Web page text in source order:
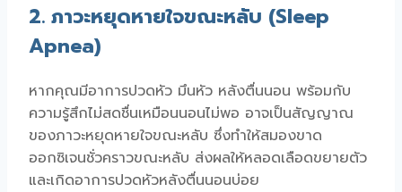
2. ภาวะหยุดหายใจขณะหลับ (Sleep
Apnea)
หากคุณมีอาการปวดหัว มึนหัว หลังตื่นนอน พร้อมกับ
ความรู้สึกไม่สดชื่นเหมือนนอนไม่พอ อาจเป็นสัญญาณ
ของภาวะหยุดหายใจขณะหลับ ซึ่งทำให้สมองขาด
ออกซิเจนชั่วคราวขณะหลับ ส่งผลให้หลอดเลือดขยายตัว
และเกิดอาการปวดหัวหลังตื่นนอนบ่อย